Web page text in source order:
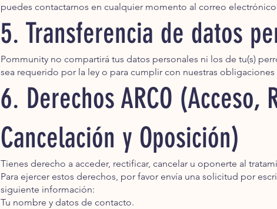
puedes contactarnos en cualquier momento al correo
5. Transferencia de datos
Pommunity no compartirá tus datos personales ni los de tu(s)
sea requerido por la ley o para cumplir con nuestras obligaciones
6. Derechos ARCO (Acceso,
Cancelación y Oposición)
Tienes derecho a acceder, rectificar, cancelar u oponerte al
Para ejercer estos derechos, por favor envía una solicitud por
siguiente información:
Tu nombre y datos de contacto.